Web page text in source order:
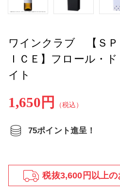
ワインクラブ 【Ｓ
ＩＣＥ】フロール・
イト
1,650円 （税込）
75ポイント進呈！
税抜3,600円以上の